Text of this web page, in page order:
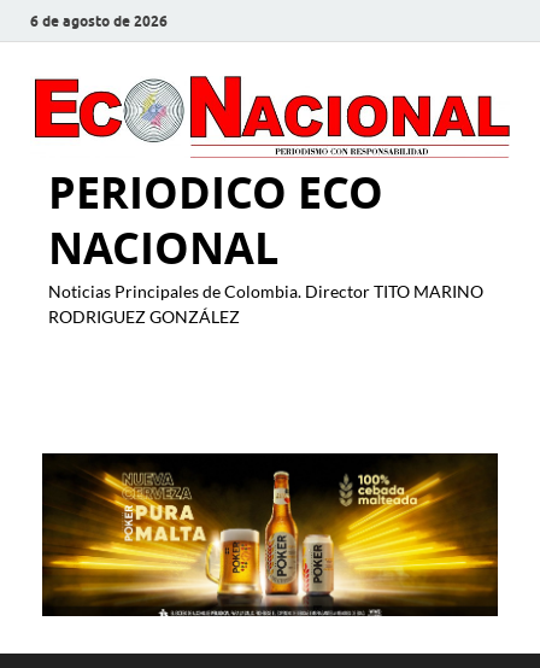
6 de agosto de 2026
PERIODICO ECO
NACIONAL
Noticias Principales de Colombia. Director TITO MARINO
RODRIGUEZ GONZÁLEZ